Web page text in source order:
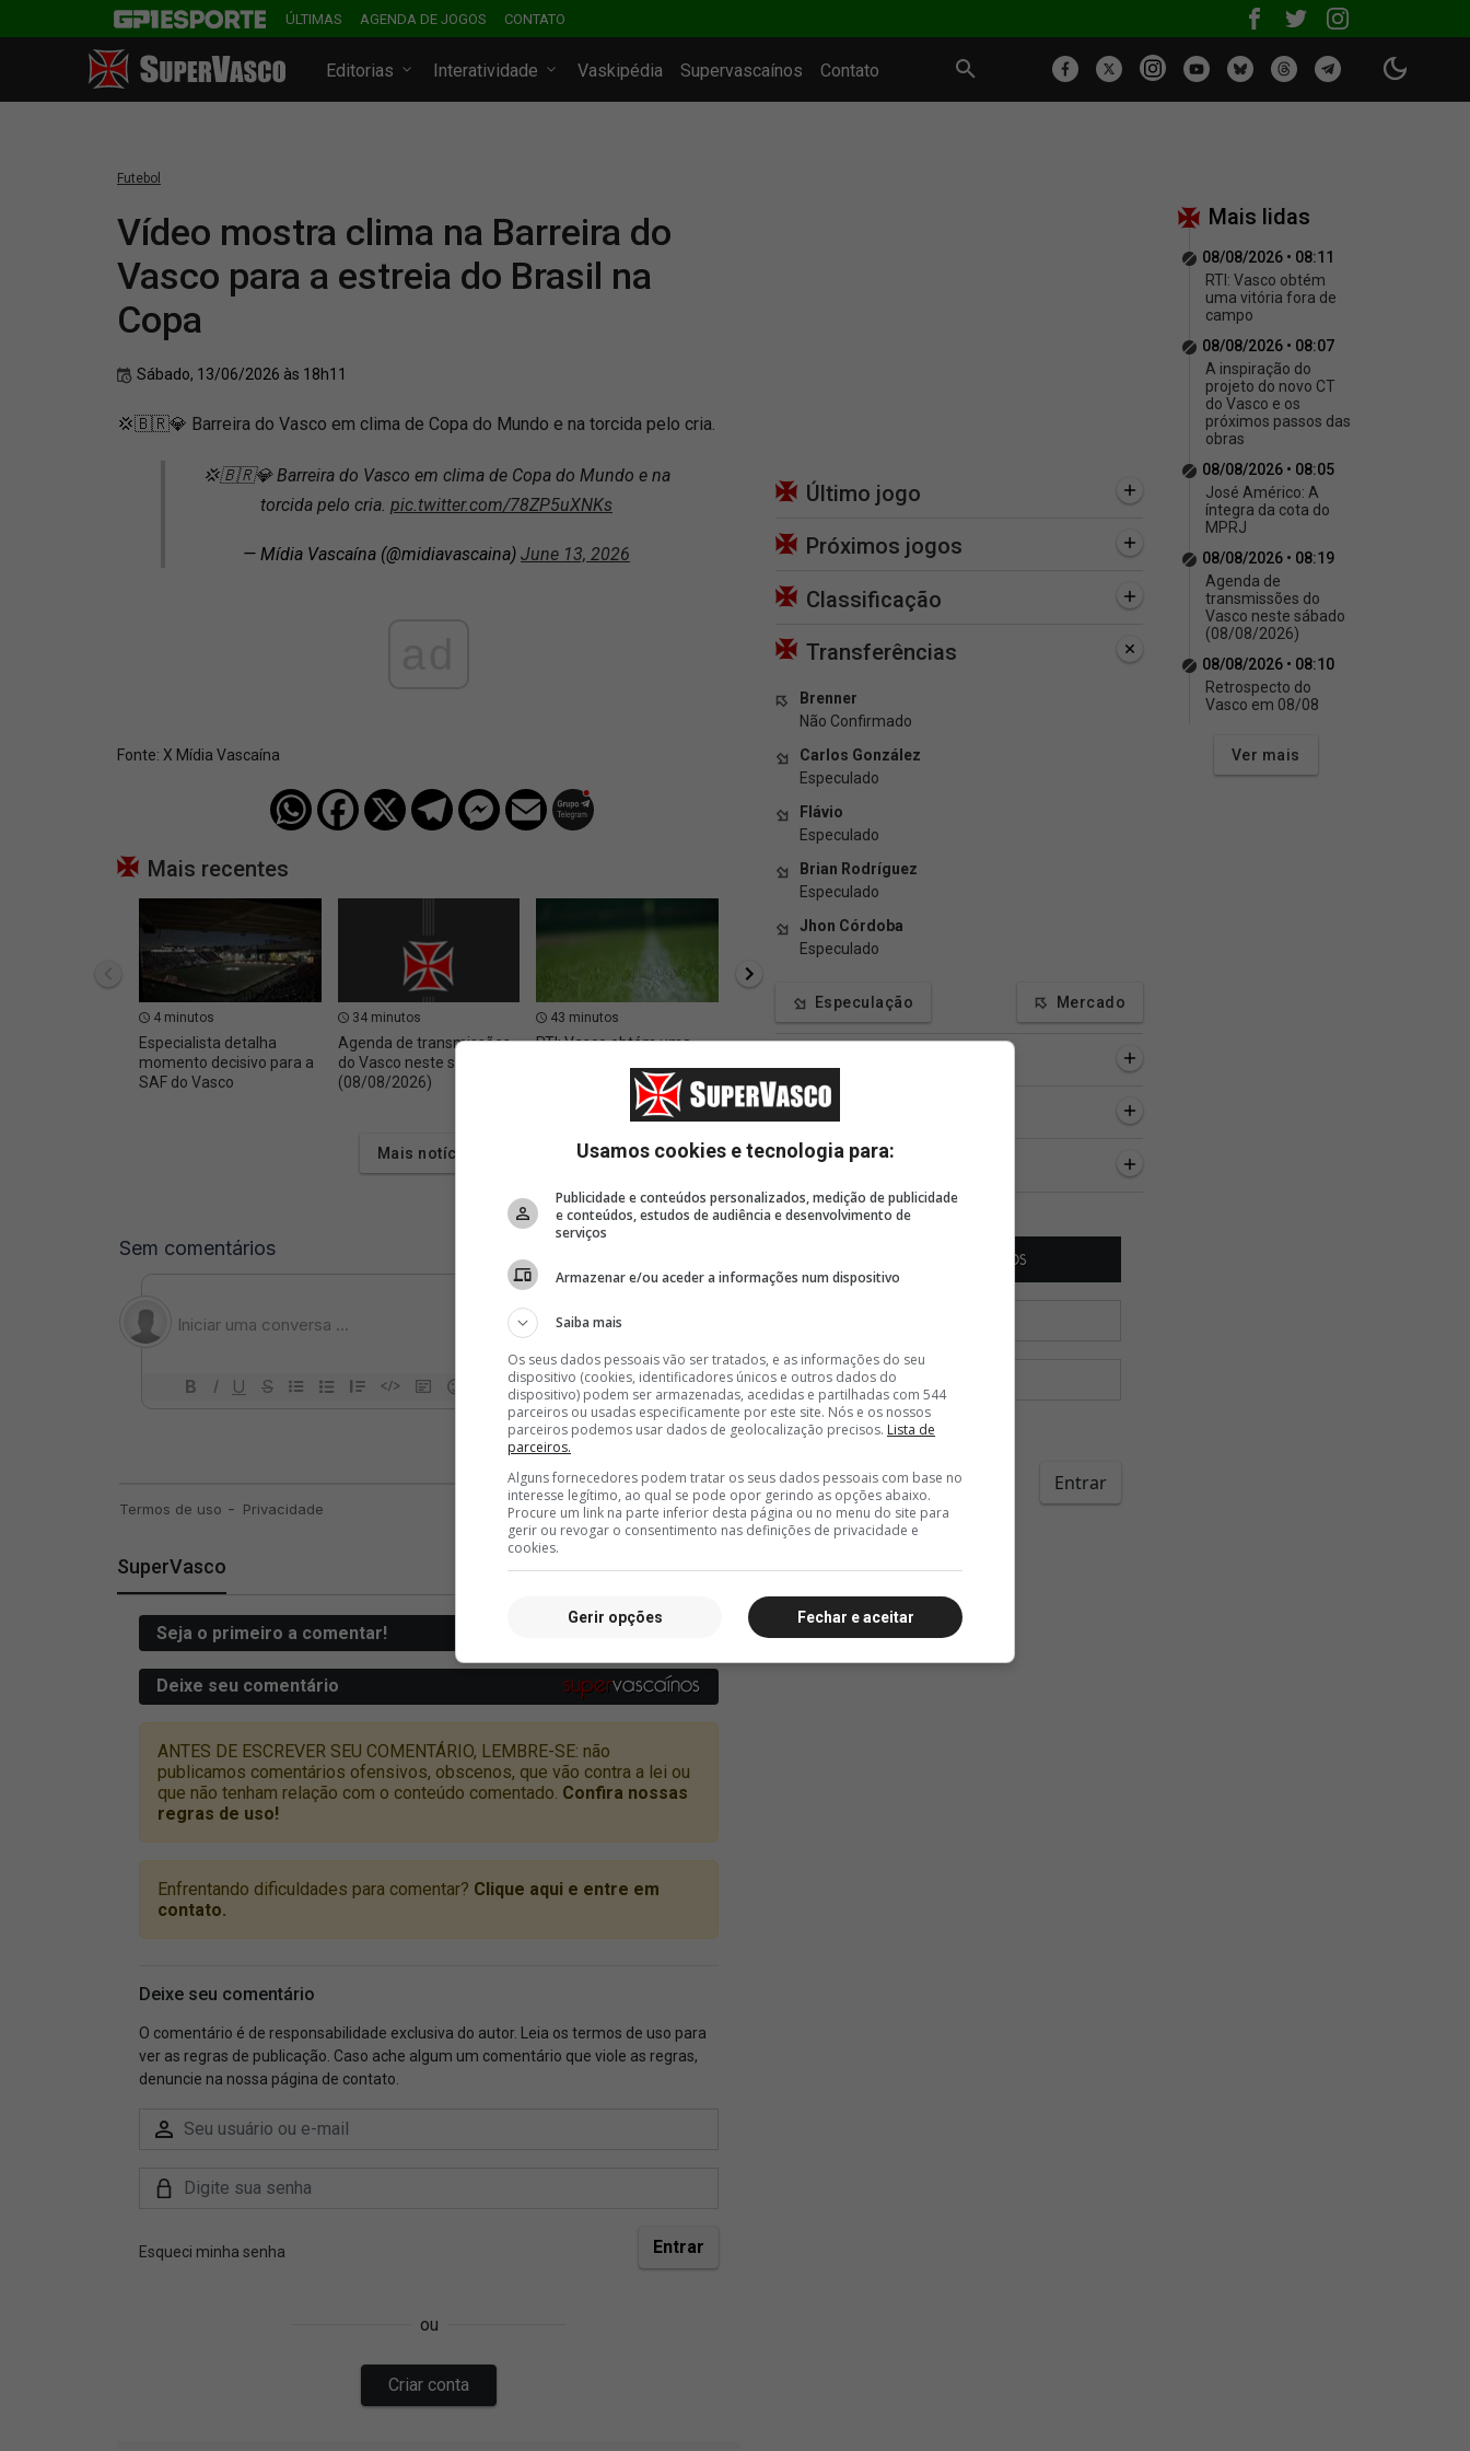
ÚLTIMAS AGENDA DE JOGOS CONTATO
Editorias Interatividade Vaskipédia Supervascaínos Contato
Futebol
Vídeo mostra clima na Barreira do
Vasco para a estreia do Brasil na
Copa
Sábado, 13/06/2026 às 18h11
💢🇧🇷💎 Barreira do Vasco em clima de Copa do Mundo e na torcida pelo cria.
💢🇧🇷💎 Barreira do Vasco em clima de Copa do Mundo e na
torcida pelo cria. pic.twitter.com/78ZP5uXNKs
— Mídia Vascaína (@midiavascaina) June 13, 2026
Fonte: X Mídia Vascaína
Mais recentes
4 minutos
Especialista detalha
momento decisivo para a
SAF do Vasco
34 minutos
Agenda de transmissões
do Vasco neste sábado
(08/08/2026)
43 minutos
RTI: Vasco obtém uma
Retrospecto do Vasco em
A inspiração do projeto do
da cota do MPRJ
Mais notícias
SuperVasco
Último jogo
Próximos jogos
Classificação
Transferências
Brenner
Não Confirmado
Carlos González
Especulado
Flávio
Especulado
Brian Rodríguez
Especulado
Jhon Córdoba
Especulado
Especulação Mercado
Estatísticas
Blogs
Apoie
Mais lidas
08/08/2026 • 08:11
RTI: Vasco obtém
uma vitória fora de
campo
08/08/2026 • 08:07
A inspiração do
projeto do novo CT
do Vasco e os
próximos passos das
obras
08/08/2026 • 08:05
José Américo: A
íntegra da cota do
MPRJ
08/08/2026 • 08:19
Agenda de
transmissões do
Vasco neste sábado
(08/08/2026)
08/08/2026 • 08:10
Retrospecto do
Vasco em 08/08
Ver mais
Usamos cookies e tecnologia para:
Publicidade e conteúdos personalizados, medição de publicidade
e conteúdos, estudos de audiência e desenvolvimento de
serviços
Armazenar e/ou aceder a informações num dispositivo
Saiba mais
Os seus dados pessoais vão ser tratados, e as informações do seu
dispositivo (cookies, identificadores únicos e outros dados do
dispositivo) podem ser armazenadas, acedidas e partilhadas com 544
parceiros ou usadas especificamente por este site. Nós e os nossos
parceiros podemos usar dados de geolocalização precisos. Lista de
parceiros.
Alguns fornecedores podem tratar os seus dados pessoais com base no
interesse legítimo, ao qual se pode opor gerindo as opções abaixo.
Procure um link na parte inferior desta página ou no menu do site para
gerir ou revogar o consentimento nas definições de privacidade e
cookies.
Fechar e aceitar
Gerir opções